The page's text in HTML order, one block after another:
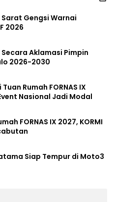
Gengsi Warnai
2026
Aklamasi Pimpin
2026-2030
Rumah FORNAS IX
Nasional Jadi Modal
FORNAS IX 2027, KORMI
Siap Tempur di Moto3